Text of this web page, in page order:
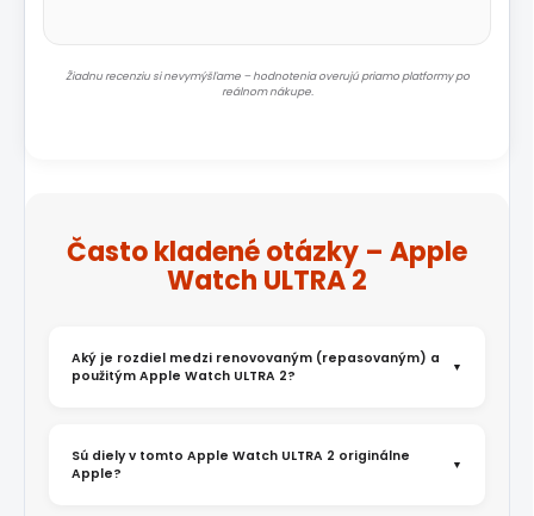
Žiadnu recenziu si nevymýšľame – hodnotenia overujú priamo platformy po
reálnom nákupe.
Často kladené otázky – Apple
Watch ULTRA 2
Aký je rozdiel medzi renovovaným (repasovaným) a
použitým Apple Watch ULTRA 2?
Sú diely v tomto Apple Watch ULTRA 2 originálne
Apple?